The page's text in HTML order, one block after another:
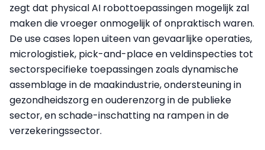
zegt dat physical AI robottoepassingen mogelijk zal
maken die vroeger onmogelijk of onpraktisch waren.
De use cases lopen uiteen van gevaarlijke operaties,
micrologistiek, pick-and-place en veldinspecties tot
sectorspecifieke toepassingen zoals dynamische
assemblage in de maakindustrie, ondersteuning in
gezondheidszorg en ouderenzorg in de publieke
sector, en schade-inschatting na rampen in de
verzekeringssector.